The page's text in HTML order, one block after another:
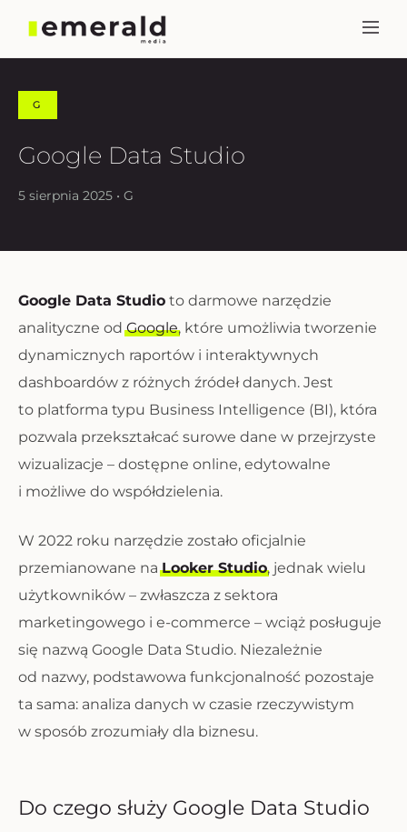
G
Google Data Studio
5 sierpnia 2025 • G
Google Data Studio to darmowe narzędzie
analityczne odGoogle, które umożliwia tworzenie
dynamicznych raportów i interaktywnych
dashboardów z różnych źródeł danych. Jest
to platforma typu Business Intelligence (BI), która
pozwala przekształcać surowe dane w przejrzyste
wizualizacje – dostępne online, edytowalne
i możliwe do współdzielenia.
W 2022 roku narzędzie zostało oficjalnie
przemianowane naLooker Studio, jednak wielu
użytkowników – zwłaszcza z sektora
marketingowego i e-commerce – wciąż posługuje
się nazwą Google Data Studio. Niezależnie
od nazwy, podstawowa funkcjonalność pozostaje
ta sama: analiza danych w czasie rzeczywistym
w sposób zrozumiały dla biznesu.
Do czego służy Google Data Studio